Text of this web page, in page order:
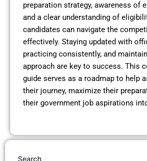
preparation strategy, awareness of
and a clear understanding of
candidates can navigate the
effectively. Staying updated with
practicing consistently, and
approach are key to success. This
guide serves as a roadmap to help
their journey, maximize their
their government job aspirations
Search